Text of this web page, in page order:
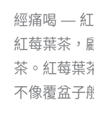
經痛喝 —
紅莓葉茶，
茶。紅莓葉
不像覆盆子